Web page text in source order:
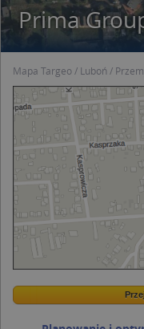
Prima
Mapa Targeo Luboń
Wstaw tę mapkę na